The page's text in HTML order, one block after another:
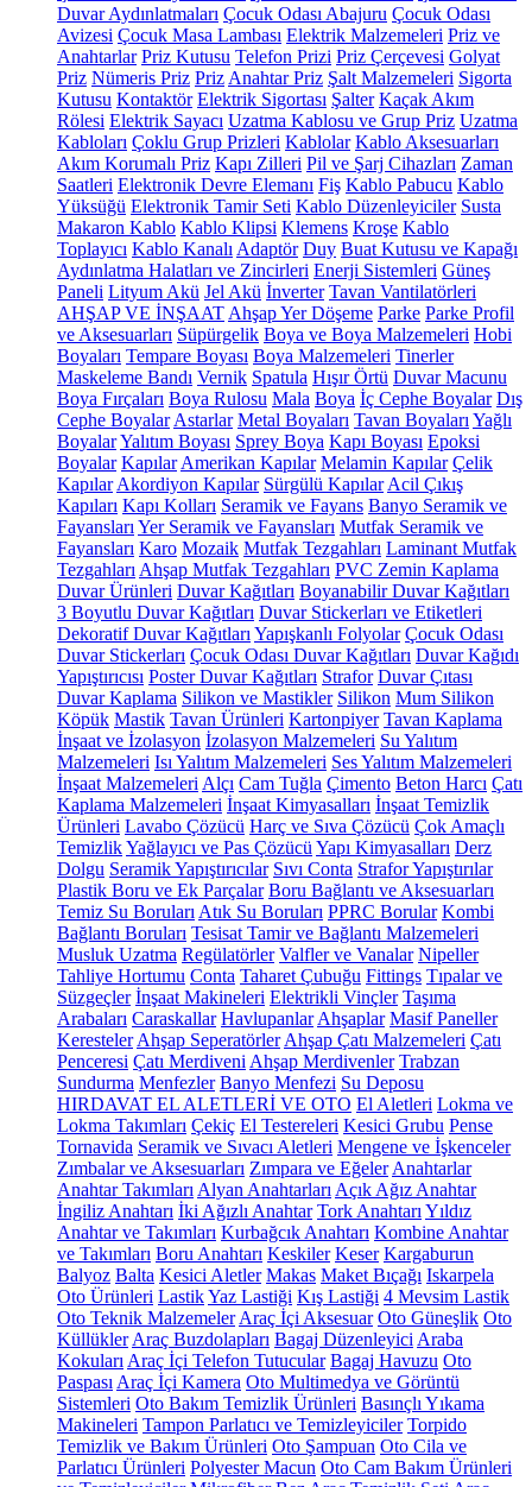
Duvar Aydınlatmaları Çocuk Odası Abajuru Çocuk Odası
Avizesi Çocuk Masa Lambası Elektrik Malzemeleri Priz ve
Anahtarlar Priz Kutusu Telefon Prizi Priz Çerçevesi Golyat
Priz Nümeris Priz Priz Anahtar Priz Şalt Malzemeleri Sigorta
Kutusu Kontaktör Elektrik Sigortası Şalter Kaçak Akım
Rölesi Elektrik Sayacı Uzatma Kablosu ve Grup Priz Uzatma
Kabloları Çoklu Grup Prizleri Kablolar Kablo Aksesuarları
Akım Korumalı Priz Kapı Zilleri Pil ve Şarj Cihazları Zaman
Saatleri Elektronik Devre Elemanı Fiş Kablo Pabucu Kablo
Yüksüğü Elektronik Tamir Seti Kablo Düzenleyiciler Susta
Makaron Kablo Kablo Klipsi Klemens Kroşe Kablo
Toplayıcı Kablo Kanalı Adaptör Duy Buat Kutusu ve Kapağı
Aydınlatma Halatları ve Zincirleri Enerji Sistemleri Güneş
Paneli Lityum Akü Jel Akü İnverter Tavan Vantilatörleri
AHŞAP VE İNŞAAT Ahşap Yer Döşeme Parke Parke Profil
ve Aksesuarları Süpürgelik Boya ve Boya Malzemeleri Hobi
Boyaları Tempare Boyası Boya Malzemeleri Tinerler
Maskeleme Bandı Vernik Spatula Hışır Örtü Duvar Macunu
Boya Fırçaları Boya Rulosu Mala Boya İç Cephe Boyalar Dış
Cephe Boyalar Astarlar Metal Boyaları Tavan Boyaları Yağlı
BoyalarYalıtım Boyası Sprey Boya Kapı Boyası Epoksi
Boyalar Kapılar Amerikan Kapılar Melamin Kapılar Çelik
Kapılar Akordiyon Kapılar Sürgülü Kapılar Acil Çıkış
Kapıları Kapı Kolları Seramik ve Fayans Banyo Seramik ve
Fayansları Yer Seramik ve Fayansları Mutfak Seramik ve
Fayansları Karo Mozaik Mutfak Tezgahları Laminant Mutfak
Tezgahları Ahşap Mutfak Tezgahları PVC Zemin Kaplama
Duvar Ürünleri Duvar Kağıtları Boyanabilir Duvar Kağıtları
3 Boyutlu Duvar Kağıtları Duvar Stickerları ve Etiketleri
Dekoratif Duvar Kağıtları Yapışkanlı Folyolar Çocuk Odası
Duvar Stickerları Çocuk Odası Duvar Kağıtları Duvar Kağıdı
Yapıştırıcısı Poster Duvar Kağıtları Strafor Duvar Çıtası
Duvar Kaplama Silikon ve Mastikler Silikon Mum Silikon
Köpük Mastik Tavan Ürünleri Kartonpiyer Tavan Kaplama
İnşaat ve İzolasyon İzolasyon Malzemeleri Su Yalıtım
Malzemeleri Isı Yalıtım Malzemeleri Ses Yalıtım Malzemeleri
İnşaat Malzemeleri Alçı Cam Tuğla Çimento Beton Harcı Çatı
Kaplama Malzemeleri İnşaat Kimyasalları İnşaat Temizlik
Ürünleri Lavabo Çözücü Harç ve Sıva Çözücü Çok Amaçlı
TemizlikYağlayıcı ve Pas Çözücü Yapı Kimyasalları Derz
Dolgu Seramik Yapıştırıcılar Sıvı Conta Strafor Yapıştırılar
Plastik Boru ve Ek Parçalar Boru Bağlantı ve Aksesuarları
Temiz Su Boruları Atık Su Boruları PPRC Borular Kombi
Bağlantı Boruları Tesisat Tamir ve Bağlantı Malzemeleri
Musluk Uzatma Regülatörler Valfler ve Vanalar Nipeller
Tahliye Hortumu Conta Taharet Çubuğu Fittings Tıpalar ve
Süzgeçler İnşaat Makineleri Elektrikli Vinçler Taşıma
Arabaları Caraskallar Havlupanlar Ahşaplar Masif Paneller
Keresteler Ahşap Seperatörler Ahşap Çatı Malzemeleri Çatı
Penceresi Çatı Merdiveni Ahşap Merdivenler Trabzan
Sundurma Menfezler Banyo Menfezi Su Deposu
HIRDAVAT EL ALETLERİ VE OTO El Aletleri Lokma ve
Lokma Takımları Çekiç El Testereleri Kesici Grubu Pense
Tornavida Seramik ve Sıvacı Aletleri Mengene ve İşkenceler
Zımbalar ve Aksesuarları Zımpara ve Eğeler Anahtarlar
Anahtar Takımları Alyan Anahtarları Açık Ağız Anahtar
İngiliz Anahtarı İki Ağızlı Anahtar Tork Anahtarı Yıldız
Anahtar ve Takımları Kurbağcık Anahtarı Kombine Anahtar
ve Takımları Boru Anahtarı Keskiler Keser Kargaburun
Balyoz Balta Kesici Aletler Makas Maket Bıçağı Iskarpela
Oto Ürünleri LastikYaz Lastiği Kış Lastiği 4 Mevsim Lastik
Oto Teknik Malzemeler Araç İçi Aksesuar Oto Güneşlik Oto
Küllükler Araç Buzdolapları Bagaj Düzenleyici Araba
Kokuları Araç İçi Telefon Tutucular Bagaj Havuzu Oto
Paspası Araç İçi Kamera Oto Multimedya ve Görüntü
Sistemleri Oto Bakım Temizlik Ürünleri Basınçlı Yıkama
Makineleri Tampon Parlatıcı ve Temizleyiciler Torpido
Temizlik ve Bakım Ürünleri Oto Şampuan Oto Cila ve
Parlatıcı Ürünleri Polyester Macun Oto Cam Bakım Ürünleri